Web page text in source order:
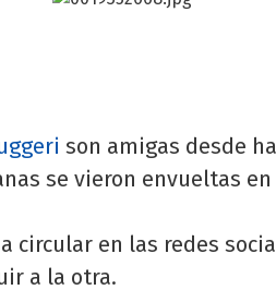
son amigas desde
se vieron envueltas
circular en las redes
a la otra.